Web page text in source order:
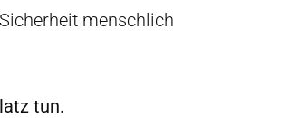
menschlich
tun.